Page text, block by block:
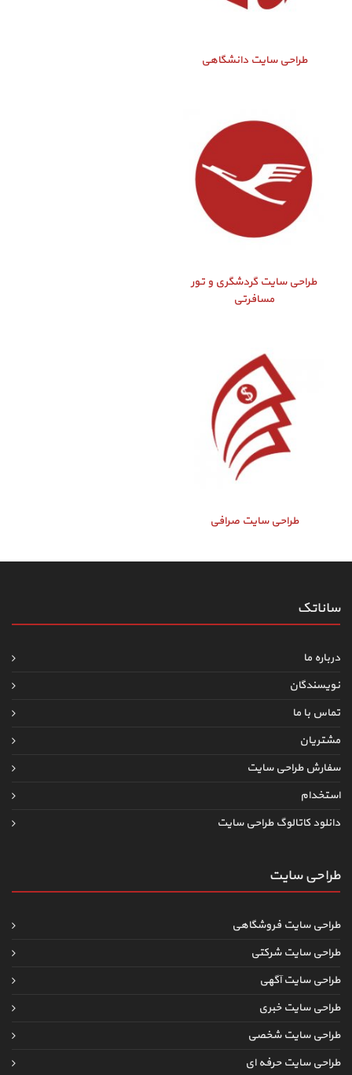
طراحی سایت دانشگاهی
طراحی سایت گردشگری و تور
مسافرتی
طراحی سایت صرافی
ساناتک
درباره ما
نویسندگان
تماس با ما
مشتریان
سفارش طراحی سایت
استخدام
دانلود کاتالوگ طراحی سایت
طراحی سایت
طراحی سایت فروشگاهی
طراحی سایت شرکتی
طراحی سایت آگهی
طراحی سایت خبری
طراحی سایت شخصی
طراحی سایت حرفه ای